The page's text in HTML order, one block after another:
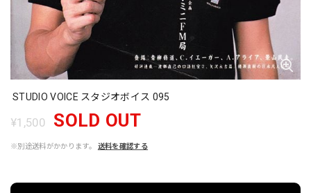
STUDIO VOICE スタジオボイス 095
¥1,500 SOLD OUT
※別途送料がかかります。 送料を確認する